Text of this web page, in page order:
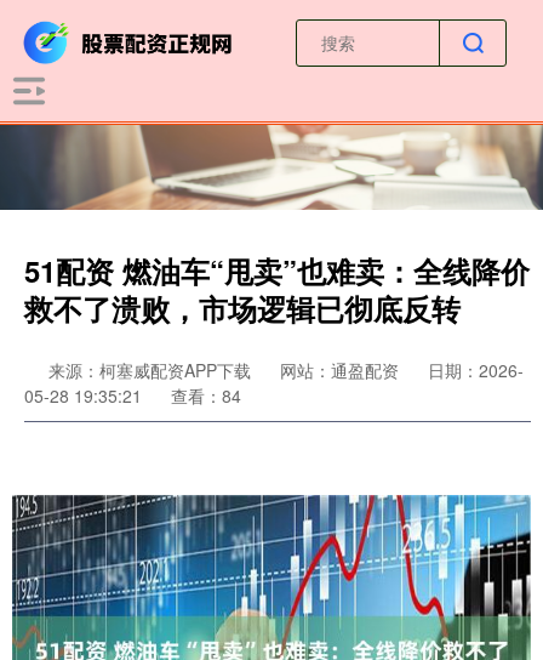
51配资 燃油车“甩卖”也难卖：全线降价
救不了溃败，市场逻辑已彻底反转
来源：柯塞威配资APP下载 网站：通盈配资
日期：2026-
05-28 19:35:21
查看：84